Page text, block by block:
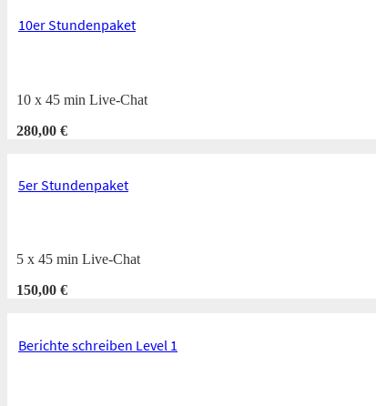
10er Stundenpaket
10 x 45 min Live-Chat
280,00 €
5er Stundenpaket
5 x 45 min Live-Chat
150,00 €
Berichte schreiben Level 1